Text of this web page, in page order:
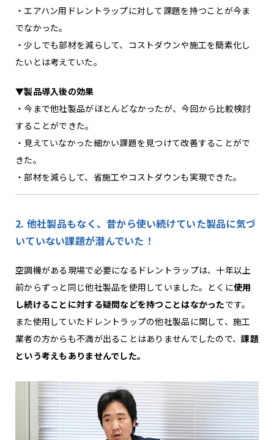
・エアハン用ドレントラップに対して課題を持つことが今ま
でなかった。
・少しでも部材を減らして、コストダウンや施工を簡素化し
たいとは考えていた。
▼製品導入後の効果
・今まで他社製品がほとんどなかったが、今回から比較検討
することができた。
・見えていなかった細かい課題を見つけて改善することがで
きた。
・部材を減らして、省施工やコストダウンも実現できた。
2. 他社製品もなく、昔から使い続けていた製品に気づ
いていない課題が潜んでいた！
空調機がある現場で必要になるドレントラップは、十年以上
前からずっと同じ他社製品を使用していました。とくに使用
し続けることに対する疑問などを持つことはなかったです。
また使用していたドレントラップの他社製品に関して、施工
業者の方からも不満が出ることはありませんでしたので、課題
という考えもありませんでした。